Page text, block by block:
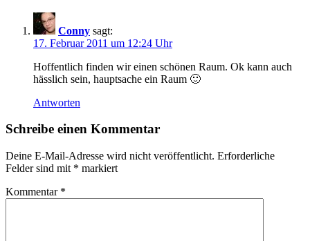
Conny sagt:
17. Februar 2011 um 12:24 Uhr
Hoffentlich finden wir einen schönen Raum. Ok kann auch
hässlich sein, hauptsache ein Raum 🙂
Antworten
Schreibe einen Kommentar
Deine E-Mail-Adresse wird nicht veröffentlicht. Erforderliche
Felder sind mit * markiert
Kommentar *